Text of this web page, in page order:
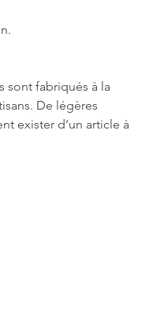
sont fabriqués à la
De légères
exister d’un article à